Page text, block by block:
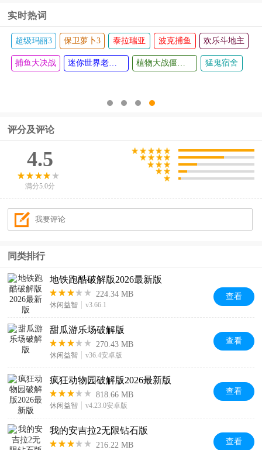
实时热词
超级玛丽3 保卫萝卜3 泰拉瑞亚 波克捕鱼 欢乐斗地主
捕鱼大决战 迷你世界老版本 植物大战僵尸西游版 猛鬼宿舍
评分及评论
4.5
满分5.0分
同类排行
地铁跑酷破解版2026最新版
224.34 MB
休闲益智 v3.66.1
查看
甜瓜游乐场破解版
270.43 MB
休闲益智 v36.4安卓版
查看
疯狂动物园破解版2026最新版
818.66 MB
休闲益智 v4.23.0安卓版
查看
我的安吉拉2无限钻石版
216.22 MB 查看